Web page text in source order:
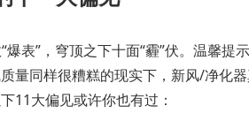
表”，穹顶之下十面“霾”伏。温馨
量同样很糟糕的现实下，新风/净化
11大偏见或许你也有过：